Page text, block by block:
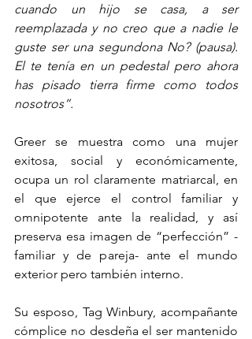
cuando un hijo se casa, a ser
reemplazada y no creo que a nadie le
guste ser una segundona No? (pausa).
El te tenía en un pedestal pero ahora
has pisado tierra firme como todos
nosotros”.
Greer se muestra como una mujer
exitosa, social y económicamente,
ocupa un rol claramente matriarcal, en
el que ejerce el control familiar y
omnipotente ante la realidad, y así
preserva esa imagen de “perfección” -
familiar y de pareja- ante el mundo
exterior pero también interno.
Su esposo, Tag Winbury, acompañante
cómplice no desdeña el ser mantenido